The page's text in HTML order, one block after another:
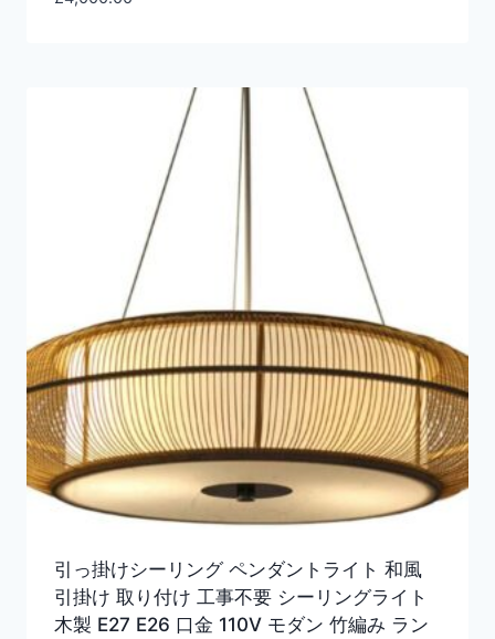
引っ掛けシーリング ペンダントライト 和風
引掛け 取り付け 工事不要 シーリングライト
木製 E27 E26 口金 110V モダン 竹編み ラン